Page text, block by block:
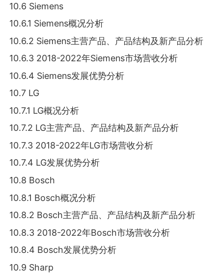
10.6 Siemens
10.6.1 Siemens概况分析
10.6.2 Siemens主营产品、产品结构及新产品分析
10.6.3 2018-2022年Siemens市场营收分析
10.6.4 Siemens发展优势分析
10.7 LG
10.7.1 LG概况分析
10.7.2 LG主营产品、产品结构及新产品分析
10.7.3 2018-2022年LG市场营收分析
10.7.4 LG发展优势分析
10.8 Bosch
10.8.1 Bosch概况分析
10.8.2 Bosch主营产品、产品结构及新产品分析
10.8.3 2018-2022年Bosch市场营收分析
10.8.4 Bosch发展优势分析
10.9 Sharp